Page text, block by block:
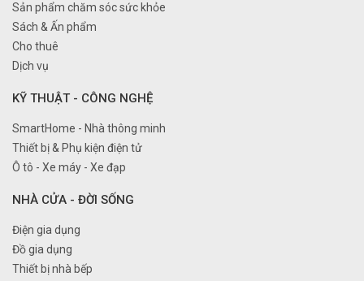
Sản phẩm chăm sóc sức khỏe
Sách & Ấn phẩm
Cho thuê
Dịch vụ
KỸ THUẬT - CÔNG NGHỆ
SmartHome - Nhà thông minh
Thiết bị & Phụ kiện điện tử
Ô tô - Xe máy - Xe đạp
NHÀ CỬA - ĐỜI SỐNG
Điện gia dụng
Đồ gia dụng
Thiết bị nhà bếp